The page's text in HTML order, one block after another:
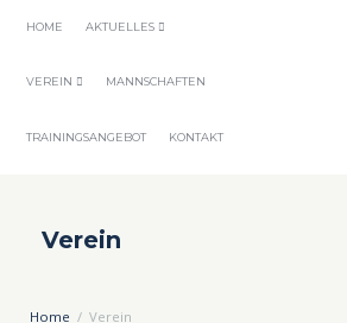
HOME AKTUELLES
VEREIN MANNSCHAFTEN
TRAININGSANGEBOT KONTAKT
Verein
Home Verein